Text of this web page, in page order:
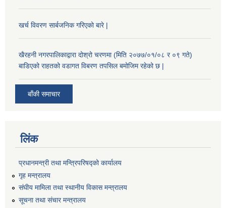
खर्च विवरण सार्बजनिक गरिएको बारे |
खैरहनी नगरपालिकाद्वारा दोश्रो चरणमा (मिति २०७७/०१/०८ र ०९ गते)
बाडिएको राहतको वडागत विबरण तपसिल बमोजिम रहेको छ |
बाँकी समाचार
लिंक
प्रधानमन्त्री तथा मन्त्रिपरिषद्को कार्यालय
गृह मन्त्रालय
संघीय मामिला तथा स्थानीय विकास मन्त्रालय
सूचना तथा संचार मन्त्रालय